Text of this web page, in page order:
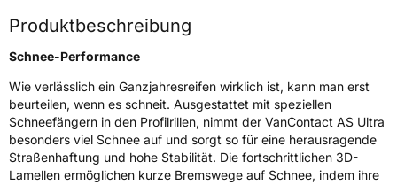
Fahrzeugart
Transporter
SchlauchtypTL
ZustandNeureifen
Produktbeschreibung
Schnee-Performance
Wie verlässlich ein Ganzjahresreifen wirklich ist, kann man erst
beurteilen, wenn es schneit. Ausgestattet mit speziellen
Schneefängern in den Profilrillen, nimmt der VanContact AS Ultra
besonders viel Schnee auf und sorgt so für eine herausragende
Straßenhaftung und hohe Stabilität. Die fortschrittlichen 3D-
Lamellen ermöglichen kurze Bremswege auf Schnee, indem ihre